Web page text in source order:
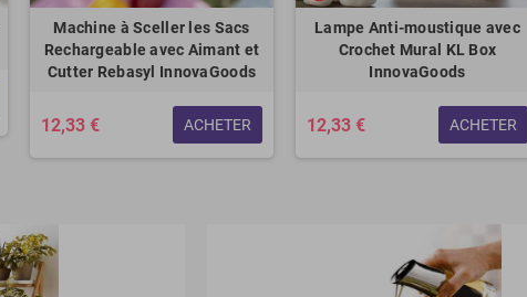
Machine à Sceller les Sacs
Rechargeable avec Aimant et
Cutter Rebasyl InnovaGoods
12,33 € ACHETER
Lampe Anti-moustique avec
Crochet Mural KL Box
InnovaGoods
12,33 € ACHETER